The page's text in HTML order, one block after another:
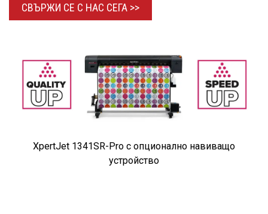
СВЪРЖИ СЕ С НАС СЕГА >>​​​​
XpertJet 1341SR-Pro с опционално навиващо
устройство